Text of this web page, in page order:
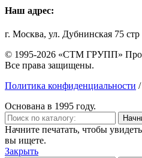
Наш адрес:
г. Москва, ул. Дубнинская 75
© 1995-2026 «СТМ ГРУПП»
Все права защищены.
Политика конфиденциальности /
Основана в 1995 году.
Начните печатать, чтобы
вы ищете.
Закрыть